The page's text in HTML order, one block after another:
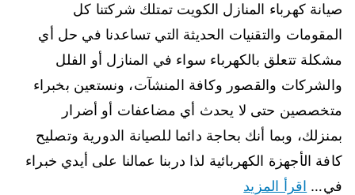
صيانة كهرباء المنازل الكويت تمتلك شركتنا كل
المقومات والتقنيات الحديثة التي تساعدنا في حل أي
مشكلة تتعلق بالكهرباء سواء في المنازل أو الفلل
والشركات والقصور وكافة المنشآت، ونستعين بخبراء
متخصصين حتى لا يحدث أي مضاعفات أو أضرار
بمنزلك، وبما أنك بحاجة دائما للصيانة الدورية وتصليح
كافة الأجهزة الكهربائية لذا دربنا عمالنا على أيدي خبراء
في… اقرأ المزيد